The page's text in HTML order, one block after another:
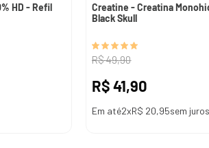
HD - Refil
Creatine - Creatina
Black Skull
R$49,90
R$ 41,90
Em até2xR$ 20,95sem juros
ADICIONAR AO